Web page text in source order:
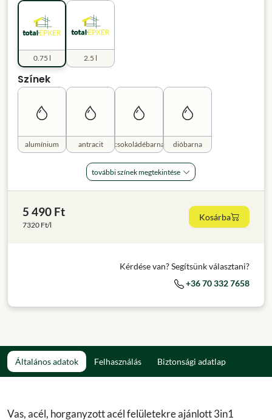
0.75 l 2.5 l
Színek
alumínium antracit csokoládébarna dióbarna
további színek megtekintése
5 490 Ft
7320 Ft/l
Kosárba
Kérdése van? Segítsünk választani?
+36 70 332 7658
Általános adatok Felhasználás Biztonsági adatlap
Vas, acél, horganyzott acél felületekre ajánlott 3in1